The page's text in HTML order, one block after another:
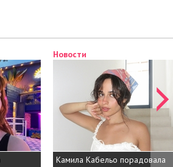
Новости
Камила Кабельо порадовала